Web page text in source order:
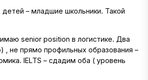
– младшие школьники. Такой
senior position в логистике. Два
, не прямо профильных образования –
IELTS – сдадим оба ( уровень